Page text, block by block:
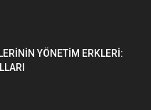
YÖNETİM ERKLERİ: